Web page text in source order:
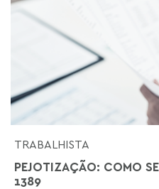
TRABALHISTA
PEJOTIZAÇÃO: COMO
1389